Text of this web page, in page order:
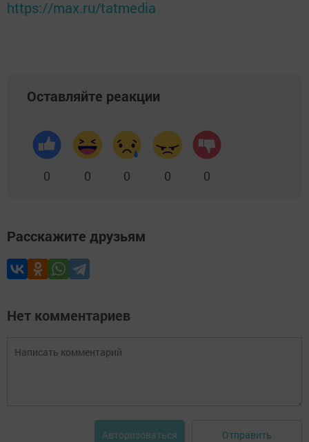
https://max.ru/tatmedia
Оставляйте реакции
0 0 0 0 0
Расскажите друзьям
Нет комментариев
Авторизоваться Отправить